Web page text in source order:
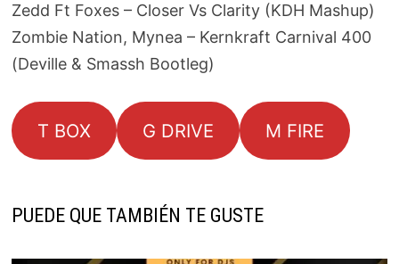
Zedd Ft Foxes – Closer Vs Clarity (KDH Mashup)
Zombie Nation, Mynea – Kernkraft Carnival 400
(Deville & Smassh Bootleg)
T BOX G DRIVE M FIRE
PUEDE QUE TAMBIÉN TE GUSTE